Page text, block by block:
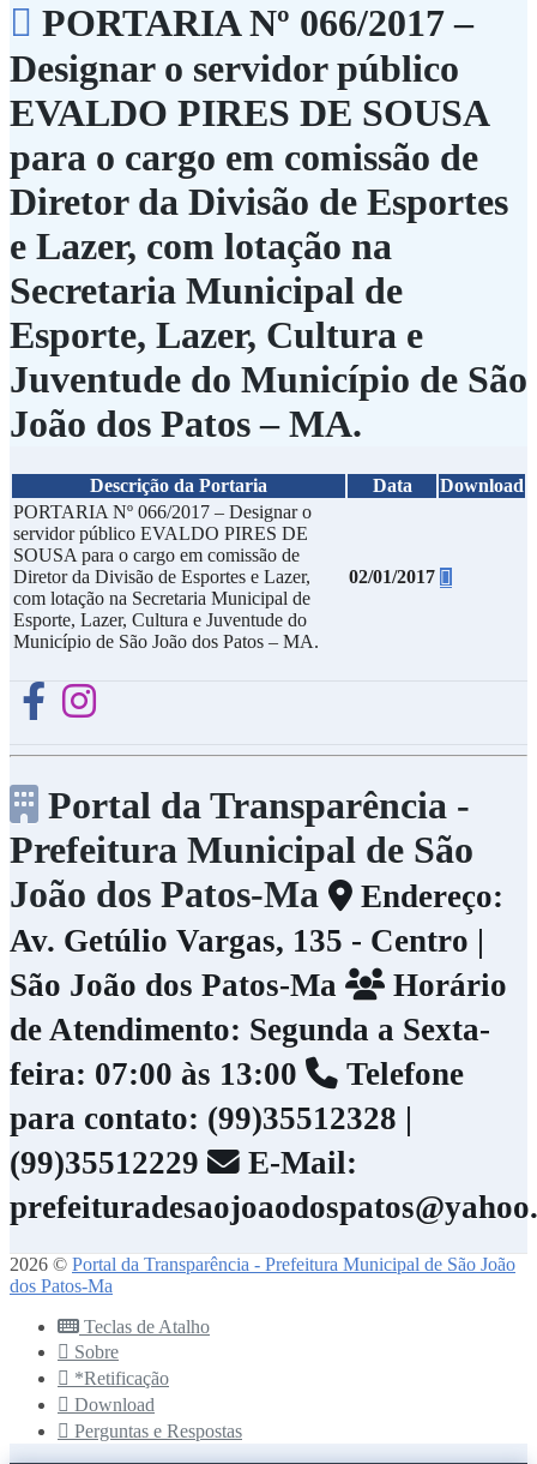
PORTARIA Nº 066/2017 –
Designar o servidor público
EVALDO PIRES DE SOUSA
para o cargo em comissão de
Diretor da Divisão de Esportes
e Lazer, com lotação na
Secretaria Municipal de
Esporte, Lazer, Cultura e
Juventude do Município de São
João dos Patos – MA.
Descrição da Portaria Data
Download
PORTARIA Nº 066/2017 – Designar o
servidor público EVALDO PIRES DE
SOUSA para o cargo em comissão de
Diretor da Divisão de Esportes e Lazer,
com lotação na Secretaria Municipal de
Esporte, Lazer, Cultura e Juventude do
Município de São João dos Patos – MA.
02/01/2017
Portal da Transparência -
Prefeitura Municipal de São
João dos Patos-Ma
Endereço:
Av. Getúlio Vargas, 135 - Centro |
São João dos Patos-Ma
Horário
de Atendimento: Segunda a Sexta-
feira: 07:00 às 13:00
Telefone
para contato: (99)35512328 |
(99)35512229
E-Mail:
2026 © Portal da Transparência - Prefeitura Municipal de São João
dos Patos-Ma
Teclas de Atalho
Sobre
*Retificação
Download
Perguntas e Respostas